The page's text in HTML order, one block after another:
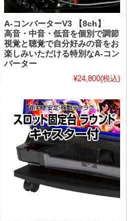
A-コンバーターV3 【8ch】
高音・中音・低音を個別で調節
視覚と聴覚で自分好みの音をお
楽しみいただける特別なA-コン
バーター
¥24,800(税込)